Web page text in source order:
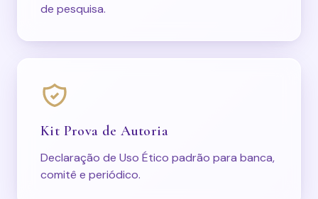
de pesquisa.
Kit Prova de Autoria
Declaração de Uso Ético padrão para banca,
comitê e periódico.